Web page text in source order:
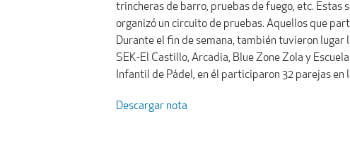
trincheras de barro, pruebas de fuego, etc. Estas
organizó un circuito de pruebas. Aquellos que
Durante el fin de semana, también tuvieron lugar
SEK-El Castillo, Arcadia, Blue Zone Zola y
Infantil de Pádel, en él participaron 32 parejas
Descargar nota